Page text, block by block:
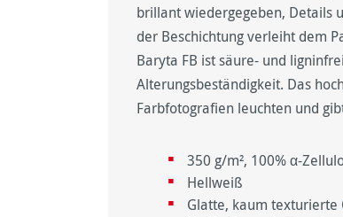
brillant wiedergegeben, Details
der Beschichtung verleiht dem
Baryta FB ist säure- und
Alterungsbeständigkeit. Das
Farbfotografien leuchten und
350 g/m², 100% α-
Hellweiß
Glatte, kaum texturierte